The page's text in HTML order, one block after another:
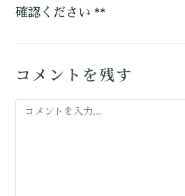
確認ください **
コメントを残す